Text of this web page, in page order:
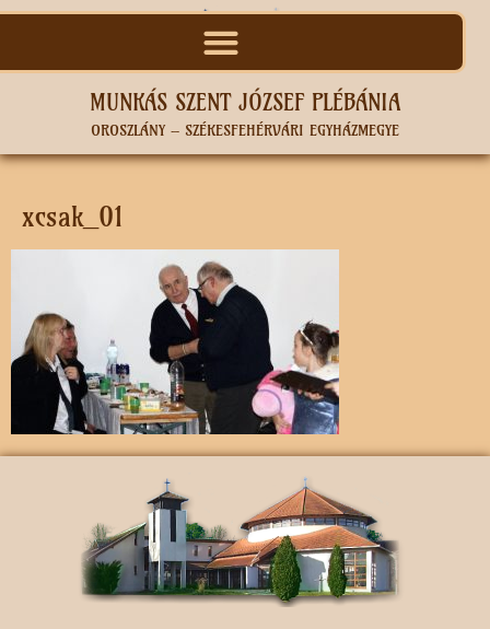
MUNKÁS SZENT JÓZSEF PLÉBÁNIA
OROSZLÁNY – SZÉKESFEHÉRVÁRI EGYHÁZMEGYE
xcsak_01